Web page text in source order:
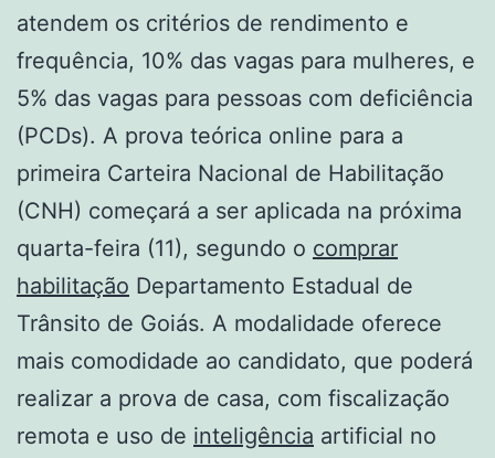
atendem os critérios de rendimento e
frequência, 10% das vagas para mulheres, e
5% das vagas para pessoas com deficiência
(PCDs). A prova teórica online para a
primeira Carteira Nacional de Habilitação
(CNH) começará a ser aplicada na próxima
quarta-feira (11), segundo o comprar
habilitação Departamento Estadual de
Trânsito de Goiás. A modalidade oferece
mais comodidade ao candidato, que poderá
realizar a prova de casa, com fiscalização
remota e uso de inteligência artificial no